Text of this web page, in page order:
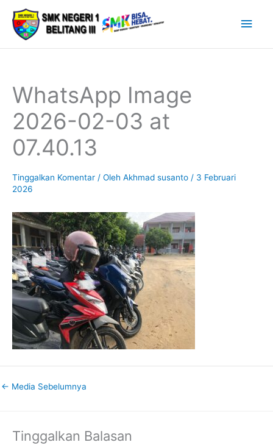
Lewati
konten
WhatsApp Image
2026-02-03 at
07.40.13
Tinggalkan Komentar / Oleh Akhmad susanto / 3 Februari
2026
← Media Sebelumnya
Tinggalkan Balasan